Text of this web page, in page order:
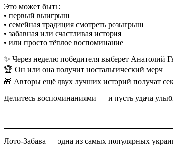
Это может быть:
• первый выигрыш
• семейная традиция смотреть розыгрыш
• забавная или счастливая история
• или просто тёплое воспоминание
✨ Через неделю победителя выберет Анатолий
🏆 Он или она получит ностальгический мерч
🎁 Авторы ещё двух лучших историй получат
Делитесь воспоминаниями — и пусть удача
Лото-Забава — одна из самых популярных